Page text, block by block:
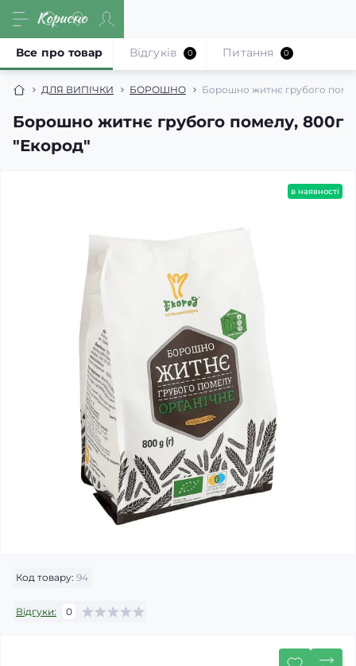
ДЛЯ ВИПІЧКИ БОРОШНО Борошно житнє грубого
Борошно житнє грубого помелу, 800г
"Екород"
Все про товар Відгуків 0 Питання 0
в наявності
Код товару: 94
Відгуки: 0